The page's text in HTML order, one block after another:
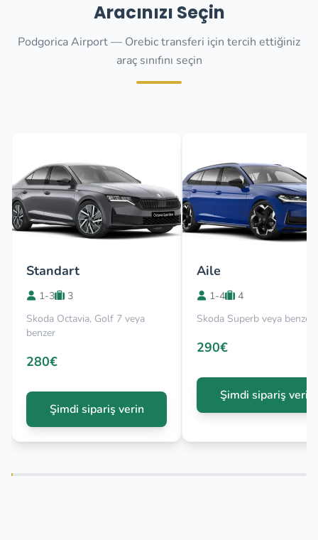
Aracınızı Seçin
Podgorica Airport — Orebic transferi için tercih ettiğiniz
araç sınıfını seçin
Standart
1-3
3
Skoda Octavia, Golf 7 veya
benzer
280€
Şimdi sipariş verin
Aile
1-4
4
Skoda Superb veya benzer
290€
Şimdi sipariş verin